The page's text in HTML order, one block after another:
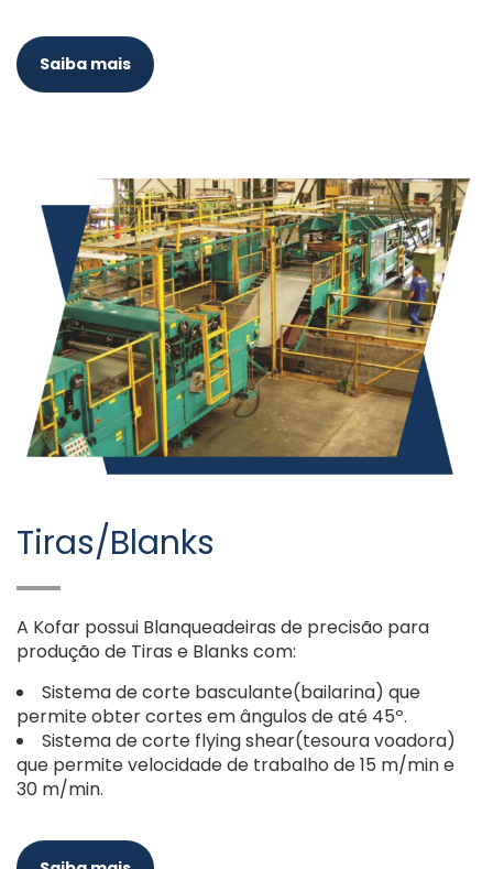
Saiba mais
Tiras/Blanks
A Kofar possui Blanqueadeiras de precisão para
produção de Tiras e Blanks com:
Sistema de corte basculante(bailarina) que
permite obter cortes em ângulos de até 45º.
Sistema de corte flying shear(tesoura voadora)
que permite velocidade de trabalho de 15 m/min e
30 m/min.